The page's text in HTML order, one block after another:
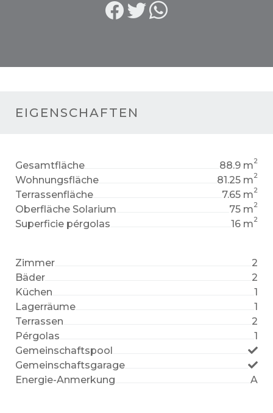
EIGENSCHAFTEN
Gesamtfläche 88.9 m2
Wohnungsfläche 81.25 m2
Terrassenfläche 7.65 m2
Oberfläche Solarium 75 m2
Superficie pérgolas 16 m2
Zimmer
2
Bäder
2
Küchen
1
Lagerräume
1
Terrassen
2
Pérgolas
1
Gemeinschaftspool
Gemeinschaftsgarage
Energie-Anmerkung
A